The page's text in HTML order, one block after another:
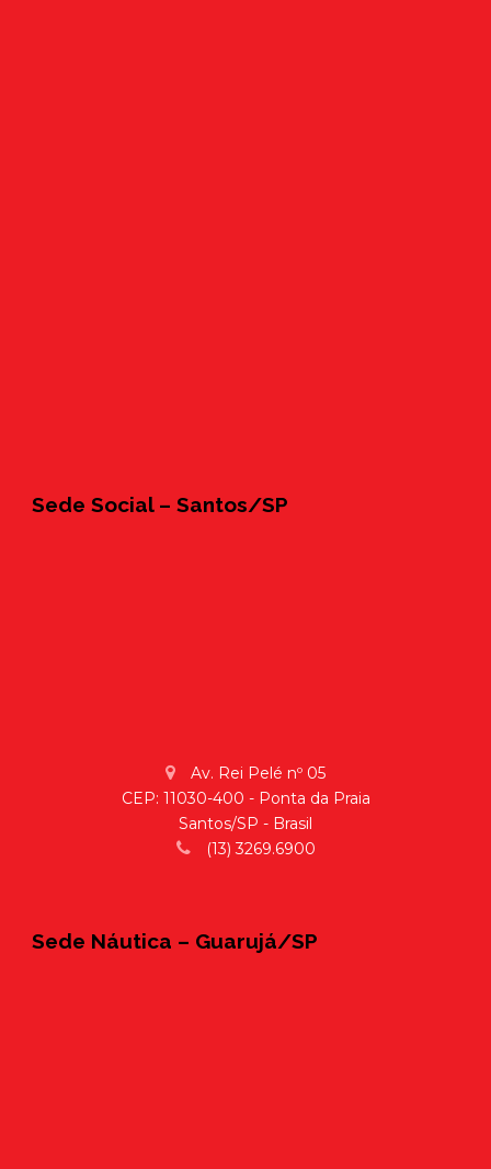
Sede Social – Santos/SP
Av. Rei Pelé nº 05
CEP: 11030-400 - Ponta da Praia
Santos/SP - Brasil
(13) 3269.6900
Sede Náutica – Guarujá/SP